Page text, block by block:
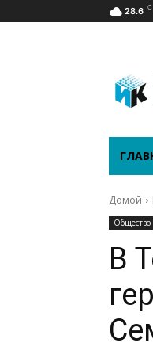
28.6 C
Домой
Общество
В